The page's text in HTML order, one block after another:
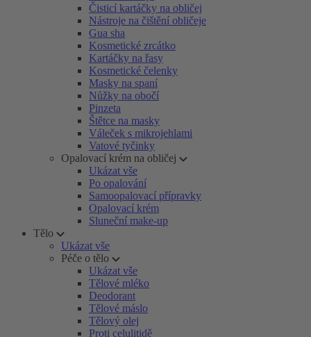
Čisticí kartáčky na obličej
Nástroje na čištění obličeje
Gua sha
Kosmetické zrcátko
Kartáčky na řasy
Kosmetické čelenky
Masky na spaní
Nůžky na obočí
Pinzeta
Štětce na masky
Váleček s mikrojehlami
Vatové tyčinky
Opalovací krém na obličej
Ukázat vše
Po opalování
Samoopalovací přípravky
Opalovací krém
Sluneční make-up
Tělo
Ukázat vše
Péče o tělo
Ukázat vše
Tělové mléko
Deodorant
Tělové máslo
Tělový olej
Proti celulitidě